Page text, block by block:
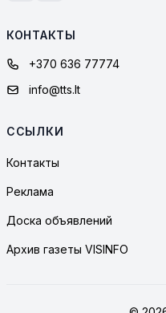
КОНТАКТЫ
+370 636 77774
info@tts.lt
ССЫЛКИ
Контакты
Реклама
Доска объявлений
Архив газеты VISINFO